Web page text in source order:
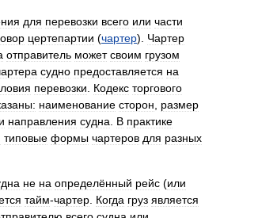
для перевозки всего или части
цертепартии (чартер). Чартер
отправитель может своим грузом
судно предоставляется на
перевозки Кодекс торгового
наименование сторон
размер
направления судна В практике
типовые формы чартеров для разных
не на определённый рейс (или
тайм-чартер Когда груз является